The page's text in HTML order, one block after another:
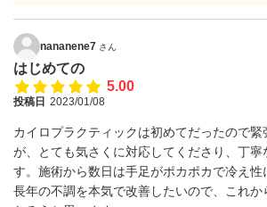
nananene7 さん
はじめての
5.00
投稿日 2023/01/08
カイロプラクティックは初めてだったので緊
が、とても気さくに対応してくださり、丁寧
す。施術から数日は手足がポカポカで冷え性
長年の不調を本気で改善したいので、これか